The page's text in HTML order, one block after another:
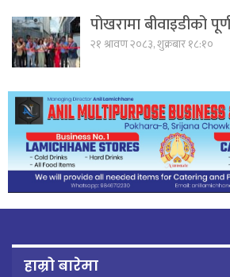
पोखरामा बीवाइडीको
२१ श्रावण २०८३, शुक्रबार १८:१०
हाम्रो बारेमा